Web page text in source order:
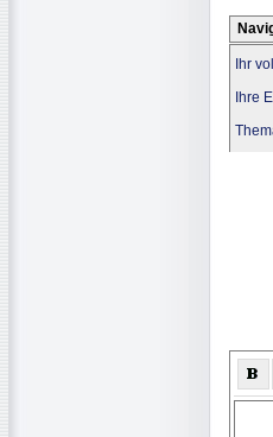
Ihr
Ihre